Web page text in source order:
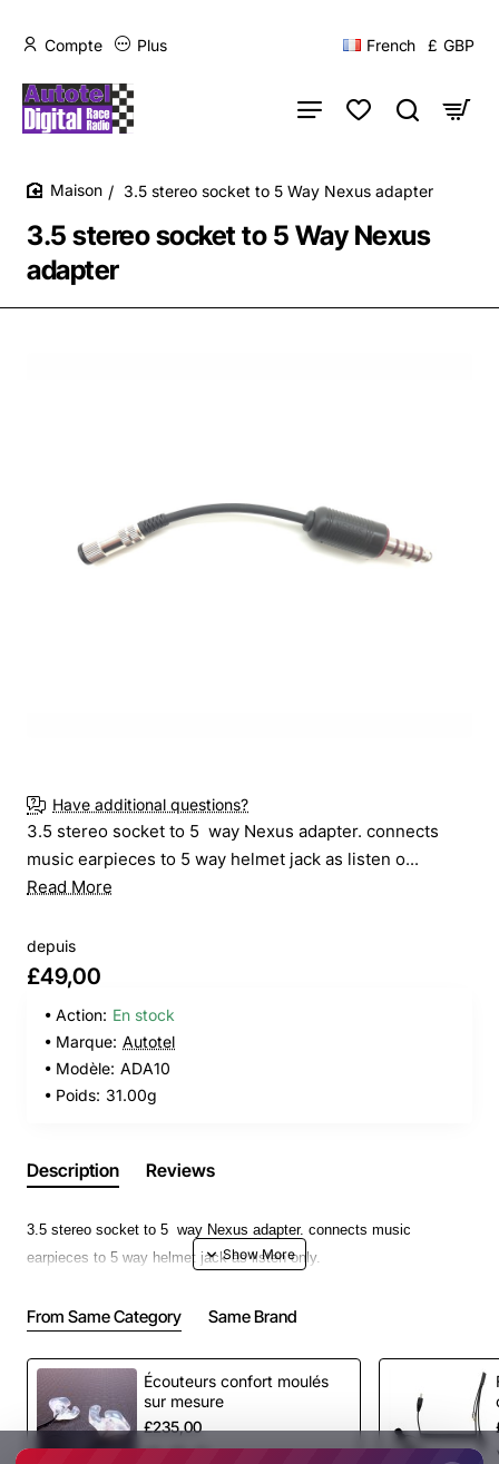
Compte Plus French £ GBP
3.5 stereo socket to 5 Way Nexus
adapter
3.5 stereo socket to 5 Way Nexus adapter
Have additional questions?
3.5 stereo socket to 5 way Nexus adapter. connects
music earpieces to 5 way helmet jack as listen o...
Read More
depuis
£49,00
Action: En stock
Marque: Autotel
Modèle: ADA10
Poids: 31.00g
Description Reviews
3.5 stereo socket to 5 way Nexus adapter. connects music
earpieces to 5 way helmet jack as listen only.
From Same Category Same Brand
Écouteurs confort moulés
sur mesure
£235,00